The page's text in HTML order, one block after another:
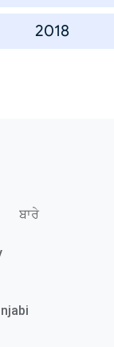
2018
ਬਾਰੇ